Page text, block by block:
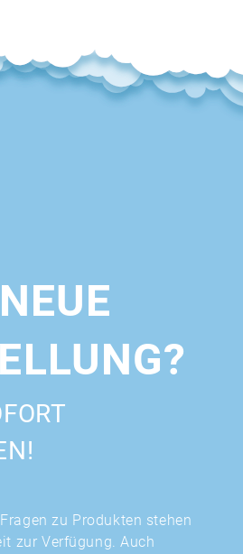
zu Produkten stehen
zur Verfügung. Auch